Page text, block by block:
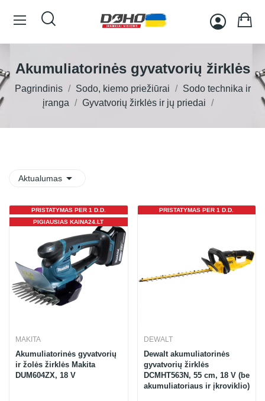
Akumuliatorinės gyvatvorių žirklės
Pagrindinis Sodo, kiemo priežiūrai
Sodo technika ir
įranga
Gyvatvorių žirklės ir jų priedai
Aktualumas 
PIGIAUSIAS KAINA24.LT
PRISTATYMAS PER 1 D.D.
MAKITA
Akumuliatorinės gyvatvorių
ir žolės žirklės Makita
DUM604ZX, 18 V
PRISTATYMAS PER 1 D.D.
DEWALT
Dewalt akumuliatorinės
gyvatvorių žirklės
DCMHT563N, 55 cm, 18 V (be
akumuliatoriaus ir įkroviklio)